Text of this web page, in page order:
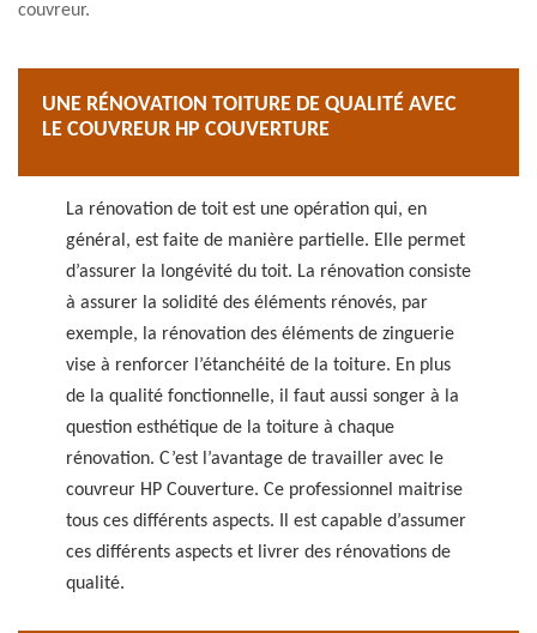
couvreur.
UNE RÉNOVATION TOITURE DE QUALITÉ AVEC
LE COUVREUR HP COUVERTURE
La rénovation de toit est une opération qui, en
général, est faite de manière partielle. Elle permet
d’assurer la longévité du toit. La rénovation consiste
à assurer la solidité des éléments rénovés, par
exemple, la rénovation des éléments de zinguerie
vise à renforcer l’étanchéité de la toiture. En plus
de la qualité fonctionnelle, il faut aussi songer à la
question esthétique de la toiture à chaque
rénovation. C’est l’avantage de travailler avec le
couvreur HP Couverture. Ce professionnel maitrise
tous ces différents aspects. Il est capable d’assumer
ces différents aspects et livrer des rénovations de
qualité.